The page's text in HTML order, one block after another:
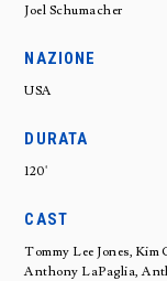
Joel Schumacher
NAZIONE
USA
DURATA
120'
CAST
Tommy Lee Jones,
Anthony LaPaglia,